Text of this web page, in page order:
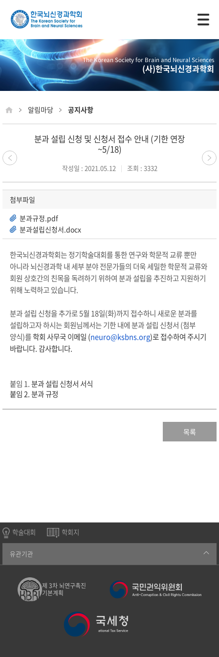
The Korean Society for Brain and Neural Sciences
(사)한국뇌신경과학회
알림마당 공지사항
분과 설립 신청 및 신청서 접수 안내 (기한 연장
~5/18)
작성일 : 2021.05.12 조회 : 3332
첨부파일
분과규정.pdf
분과설립신청서.docx
한국뇌신경과학회는 정기학술대회를 통한연구와 학문적 교류 뿐만
아니라뇌신경과학 내 세부 분야 전문가들의 더욱 세밀한 학문적 교류와
회원 상호간의 친목을 독려하기 위하여 분과 설립을 추진하고 지원하기
위해 노력하고 있습니다.
분과 설립 신청을 추가로 5월 18일(화)까지 접수하니 새로운 분과를
설립하고자 하시는 회원님께서는기한 내에분과 설립 신청서 (첨부
양식)를학회 사무국 이메일 (neuro@ksbns.org)로 접수하여 주시기
바랍니다. 감사합니다.
붙임 1.분과 설립 신청서 서식
붙임2.분과 규정
목록
학술대회 학회지
유관기관
제 3차 뇌연구촉진
기본계획